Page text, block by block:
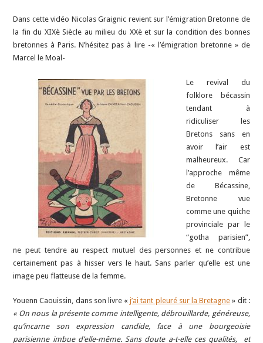
Dans cette vidéo Nicolas Graignic revient sur l’émigration Bretonne de
la fin du XIXè Siècle au milieu du XXè et sur la condition des bonnes
bretonnes à Paris. N’hésitez pas à lire -« l’émigration bretonne » de
Marcel le Moal-
Le revival du
folklore bécassin
tendant à
ridiculiser les
Bretons sans en
avoir l’air est
malheureux. Car
l’approche même
de Bécassine,
Bretonne vue
comme une quiche
provinciale par le
“gotha parisien”,
ne peut tendre au respect mutuel des personnes et ne contribue
certainement pas à hisser vers le haut. Sans parler qu’elle est une
image peu flatteuse de la femme.
Youenn Caouissin, dans son livre «j’ai tant pleuré sur la Bretagne » dit :
« On nous la présente comme intelligente, débrouillarde, généreuse,
qu’incarne son expression candide, face à une bourgeoisie
parisienne imbue d’elle-même. Sans doute a-t-elle ces qualités, et